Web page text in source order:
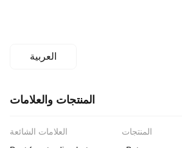
العربية
المنتجات والعلامات
العلامات الشائعة
المنتجات